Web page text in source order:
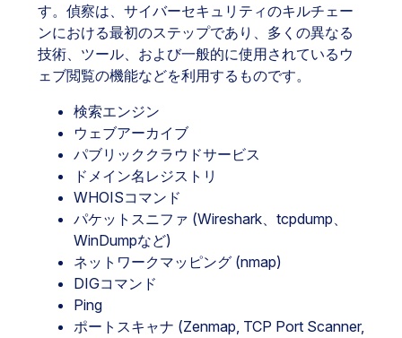
す。偵察は、サイバーセキュリティのキルチェー
ンにおける最初のステップであり、多くの異なる
技術、ツール、および一般的に使用されているウ
ェブ閲覧の機能などを利用するものです。
検索エンジン
ウェブアーカイブ
パブリッククラウドサービス
ドメイン名レジストリ
WHOISコマンド
パケットスニファ (Wireshark、tcpdump、
WinDumpなど)
ネットワークマッピング (nmap)
DIGコマンド
Ping
ポートスキャナ (Zenmap, TCP Port Scanner,